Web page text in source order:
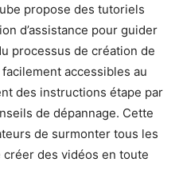
propose des tutoriels
d’assistance pour guider
processus de création de
accessibles au
des instructions étape par
de dépannage. Cette
de surmonter tous les
des vidéos en toute